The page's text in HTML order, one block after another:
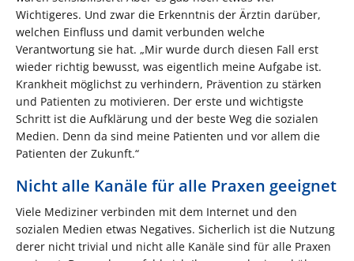
Wichtigeres. Und zwar die Erkenntnis der Ärztin darüber,
welchen Einfluss und damit verbunden welche
Verantwortung sie hat. „Mir wurde durch diesen Fall erst
wieder richtig bewusst, was eigentlich meine Aufgabe ist.
Krankheit möglichst zu verhindern, Prävention zu stärken
und Patienten zu motivieren. Der erste und wichtigste
Schritt ist die Aufklärung und der beste Weg die sozialen
Medien. Denn da sind meine Patienten und vor allem die
Patienten der Zukunft.“
Nicht alle Kanäle für alle Praxen geeignet
Viele Mediziner verbinden mit dem Internet und den
sozialen Medien etwas Negatives. Sicherlich ist die Nutzung
derer nicht trivial und nicht alle Kanäle sind für alle Praxen